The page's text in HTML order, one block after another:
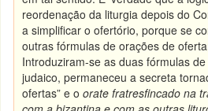
reordenação da liturgia depois do
a simplificar o ofertório, porque se
outras fórmulas de orações de
Introduziram-se as duas fórmulas
judaico, permaneceu a secreta
ofertas” e oorate fratresfincado na